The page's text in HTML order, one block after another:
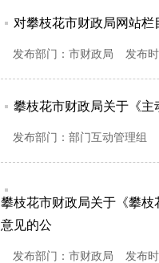
对攀枝花市财政局网站
发布部门： 市财政局 发布
攀枝花市财政局关于《
发布部门： 部门互动管理组
攀枝花市财政局关于《攀
意见的公
发布部门： 市财政局 发布